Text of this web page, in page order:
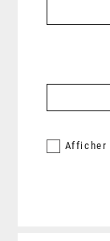
Afficher